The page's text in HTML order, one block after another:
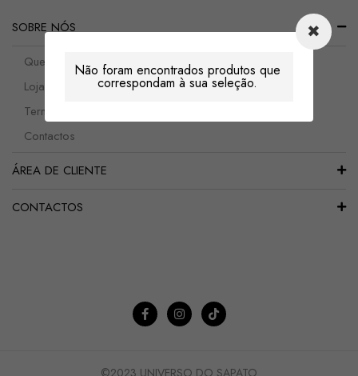
SOBRE NÓS
Quem somos
Lojas
Termos e Condições
Contactos
ÁREA DE CLIENTE
CONTACTOS
Não foram encontrados produtos que
correspondam à sua seleção.